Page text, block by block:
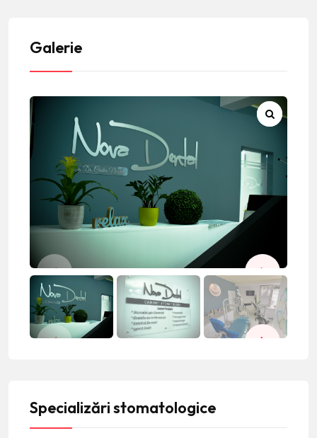
Galerie
Specializări stomatologice